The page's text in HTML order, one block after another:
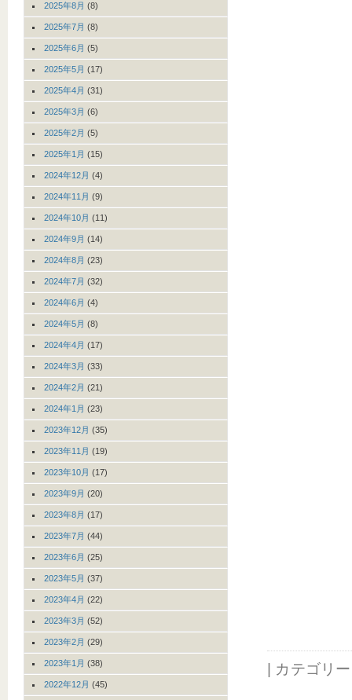
| カテゴリ
2025年8月 (8)
2025年7月 (8)
2025年6月 (5)
2025年5月 (17)
2025年4月 (31)
2025年3月 (6)
2025年2月 (5)
2025年1月 (15)
2024年12月 (4)
2024年11月 (9)
2024年10月 (11)
2024年9月 (14)
2024年8月 (23)
2024年7月 (32)
2024年6月 (4)
2024年5月 (8)
2024年4月 (17)
2024年3月 (33)
2024年2月 (21)
2024年1月 (23)
2023年12月 (35)
2023年11月 (19)
2023年10月 (17)
2023年9月 (20)
2023年8月 (17)
2023年7月 (44)
2023年6月 (25)
2023年5月 (37)
2023年4月 (22)
2023年3月 (52)
2023年2月 (29)
2023年1月 (38)
2022年12月 (45)